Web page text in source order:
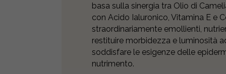
basa sulla sinergia tra Olio di
con Acido Ialuronico, Vitamina E e
straordinariamente emollienti,
restituire morbidezza e luminosità
soddisfare le esigenze delle
nutrimento.